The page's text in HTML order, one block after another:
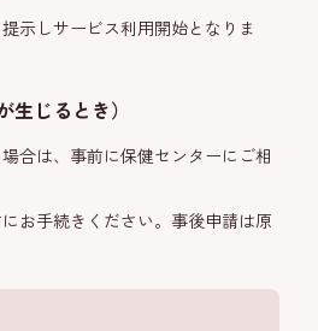
示しサービス利用開始となりま
生じるとき）
合は、事前に保健センターにご相
にお手続きください。事後申請は原